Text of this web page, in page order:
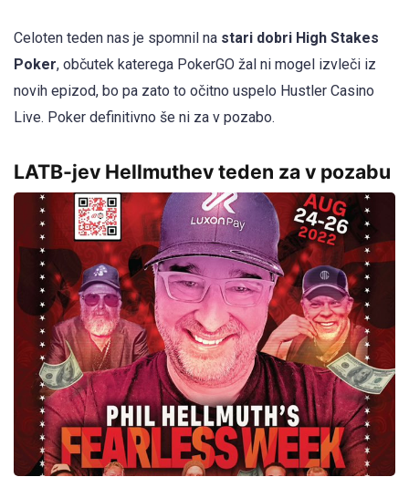
Celoten teden nas je spomnil na stari dobri High Stakes
Poker, občutek katerega PokerGO žal ni mogel izvleči iz
novih epizod, bo pa zato to očitno uspelo Hustler Casino
Live. Poker definitivno še ni za v pozabo.
LATB-jev Hellmuthev teden za v pozabu